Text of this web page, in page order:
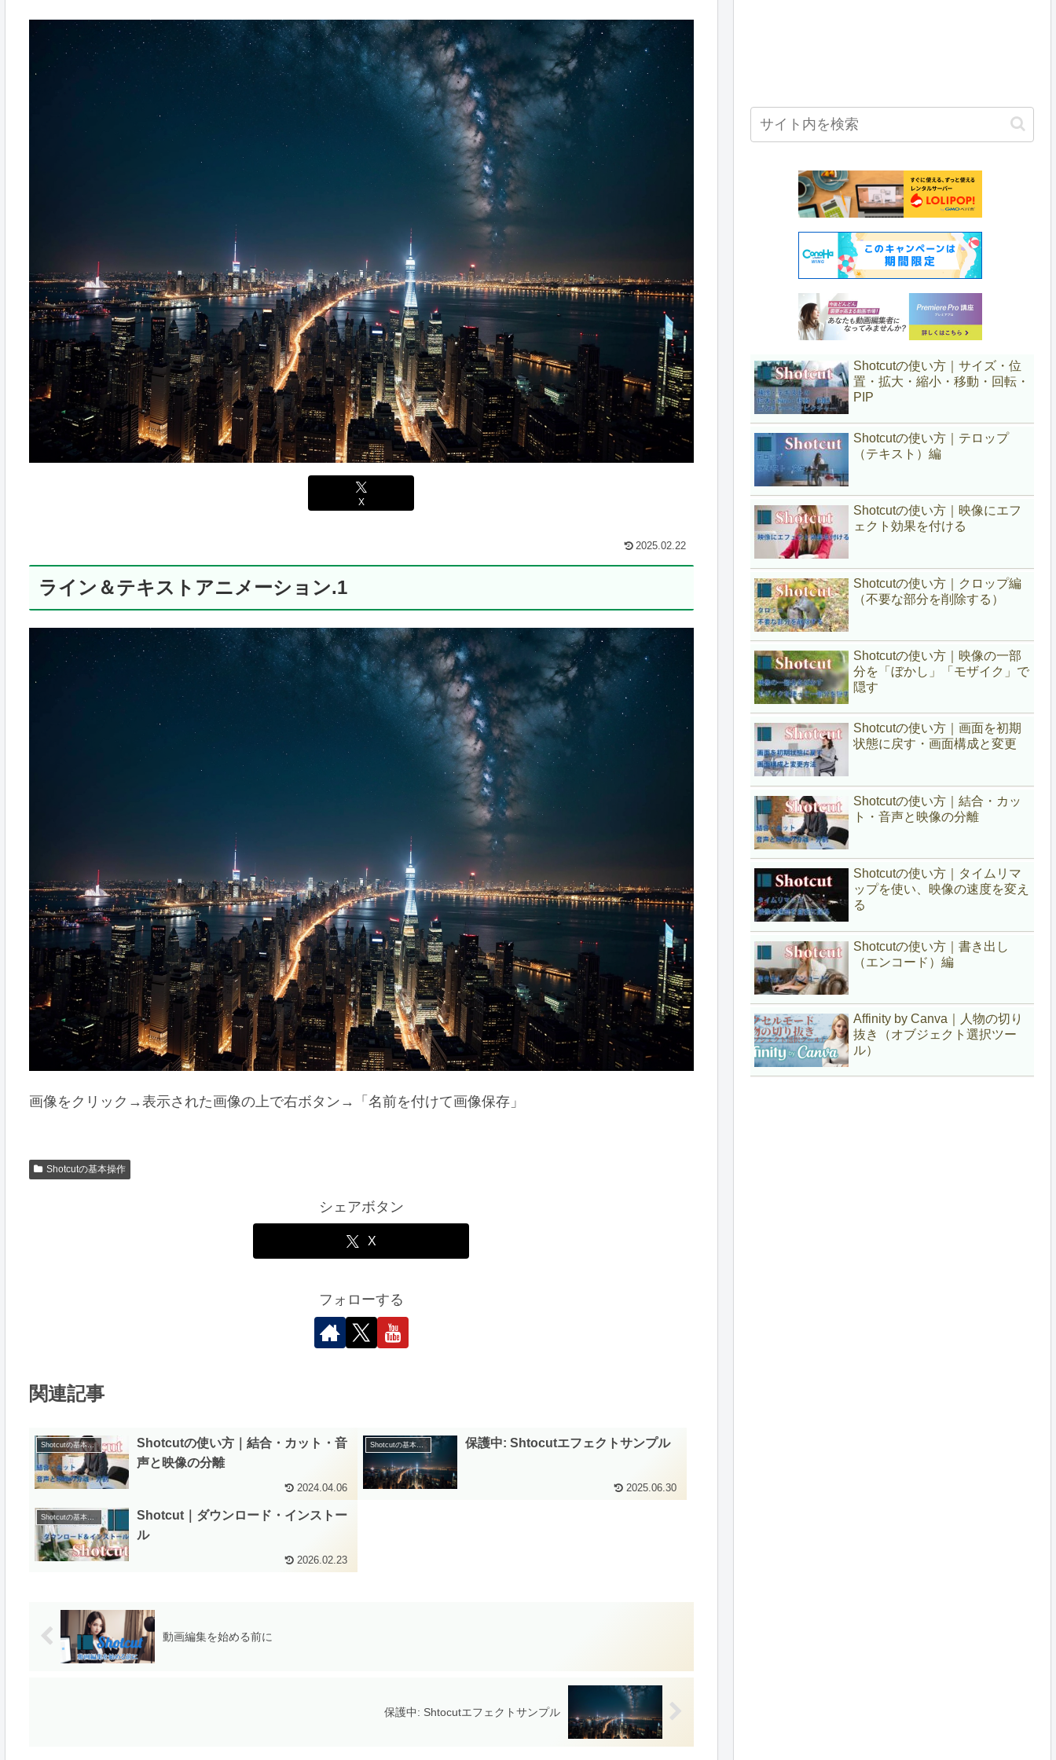
X
2025.02.22
ライン＆テキストアニメーション.1
画像をクリック→表示された画像の上で右ボタン→「名前を付けて画像保存」
Shotcutの基本操作
シェアボタン
X
フォローする
関連記事
Shotcutの基本操作
Shotcutの使い方｜結合・カット・音
声と映像の分離
2024.04.06
Shotcutの基本操作 保護中: Shtocutエフェクトサンプル
2025.06.30
Shotcutの基本操作
Shotcut｜ダウンロード・インストー
ル
2026.02.23
動画編集を始める前に
保護中: Shtocutエフェクトサンプル
Shotcutの使い方｜サイズ・位
置・拡大・縮小・移動・回転・
PIP
Shotcutの使い方｜テロップ
（テキスト）編
Shotcutの使い方｜映像にエフ
ェクト効果を付ける
Shotcutの使い方｜クロップ編
（不要な部分を削除する）
Shotcutの使い方｜映像の一部
分を「ぼかし」「モザイク」で
隠す
Shotcutの使い方｜画面を初期
状態に戻す・画面構成と変更
Shotcutの使い方｜結合・カッ
ト・音声と映像の分離
Shotcutの使い方｜タイムリマ
ップを使い、映像の速度を変え
る
Shotcutの使い方｜書き出し
（エンコード）編
Affinity by Canva｜人物の切り
抜き（オブジェクト選択ツー
ル）